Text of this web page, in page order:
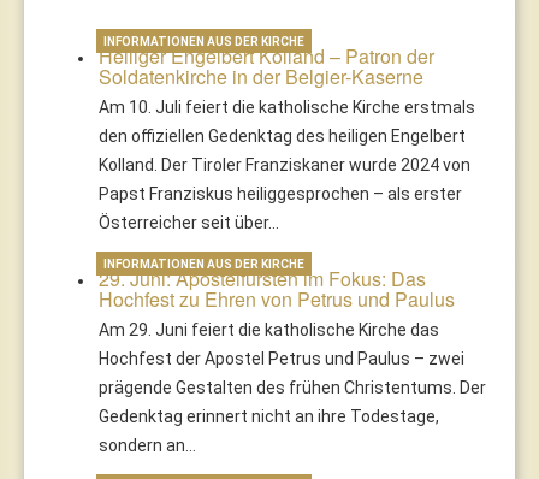
Heiliger Engelbert Kolland – Patron der
Soldatenkirche in der Belgier-Kaserne
Am 10. Juli feiert die katholische Kirche erstmals
den offiziellen Gedenktag des heiligen Engelbert
Kolland. Der Tiroler Franziskaner wurde 2024 von
Papst Franziskus heiliggesprochen – als erster
Österreicher seit über…
INFORMATIONEN AUS DER KIRCHE
29. Juni: Apostelfürsten im Fokus: Das
Hochfest zu Ehren von Petrus und Paulus
Am 29. Juni feiert die katholische Kirche das
Hochfest der Apostel Petrus und Paulus – zwei
prägende Gestalten des frühen Christentums. Der
Gedenktag erinnert nicht an ihre Todestage,
sondern an…
INFORMATIONEN AUS DER KIRCHE